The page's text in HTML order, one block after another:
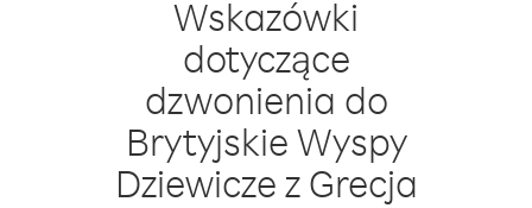
Wskazówki
dotyczące
dzwonienia do
Brytyjskie Wyspy
Dziewicze z Grecja